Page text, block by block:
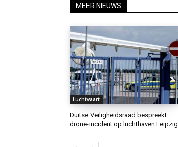
MEER NIEUWS
Luchtvaart
Duitse Veiligheidsraad bespreekt
drone-incident op luchthaven Leipzig